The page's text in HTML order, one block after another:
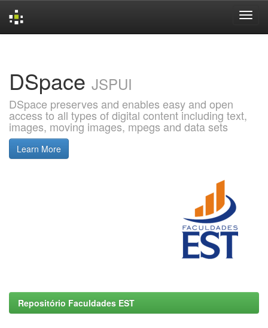
DSpace JSPUI
DSpace preserves and enables easy and open
access to all types of digital content including text,
images, moving images, mpegs and data sets
Learn More
Repositório Faculdades EST